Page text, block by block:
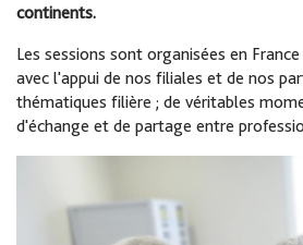
continents.
Les sessions sont organisées en
avec l'appui de nos filiales et de nos
thématiques filière ; de véritables
d'échange et de partage entre